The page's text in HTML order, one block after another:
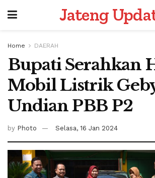
Jateng
Home DAERAH
Bupati Serahkan
Mobil Listrik
Undian PBB P2
by Photo Selasa, 16 Jan 2024